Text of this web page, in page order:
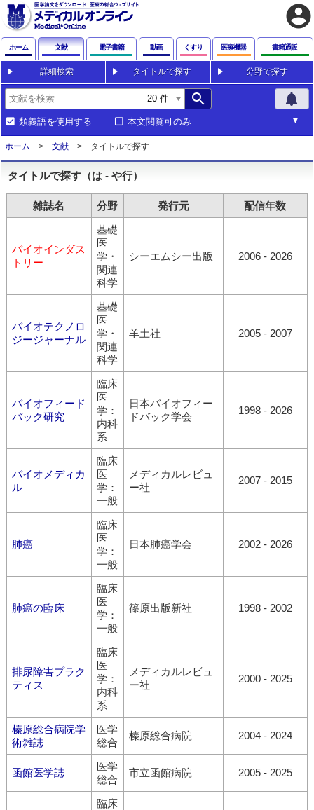
account_circle
ホーム 文献 電子書籍 動画 くすり 医療機器 書籍通販
詳細検索 タイトルで探す 分野で探す
search notifications
類義語を使用する 本文閲覧可のみ
ホーム 文献 タイトルで探す
タイトルで探す（は - や行）
雑誌名 分野 発行元 配信年数
バイオインダス
トリー
基礎
医
学・
関連
科学
シーエムシー出版 2006 - 2026
バイオテクノロ
ジージャーナル
基礎
医
学・
関連
科学
羊土社 2005 - 2007
バイオフィード
バック研究
臨床
医
学：
内科
系
日本バイオフィー
ドバック学会
1998 - 2026
バイオメディカ
ル
臨床
医
学：
一般
メディカルレビュ
ー社
2007 - 2015
肺癌
臨床
医
学：
一般
日本肺癌学会 2002 - 2026
肺癌の臨床
臨床
医
学：
一般
篠原出版新社 1998 - 2002
排尿障害プラク
ティス
臨床
医
学：
内科
系
メディカルレビュ
ー社
2000 - 2025
榛原総合病院学
術雑誌
医学
総合
榛原総合病院 2004 - 2024
函館医学誌
医学
総合
市立函館病院 2005 - 2025
臨床